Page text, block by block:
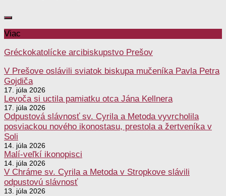
Viac
Gréckokatolícke arcibiskupstvo Prešov
V Prešove oslávili sviatok biskupa mučeníka Pavla Petra
Gojdiča
17. júla 2026
Levoča si uctila pamiatku otca Jána Kellnera
17. júla 2026
Odpustová slávnosť sv. Cyrila a Metoda vyvrcholila
posviackou nového ikonostasu, prestola a žertveníka v
Soli
14. júla 2026
Malí-veľkí ikonopisci
14. júla 2026
V Chráme sv. Cyrila a Metoda v Stropkove slávili
odpustovú slávnosť
13. júla 2026